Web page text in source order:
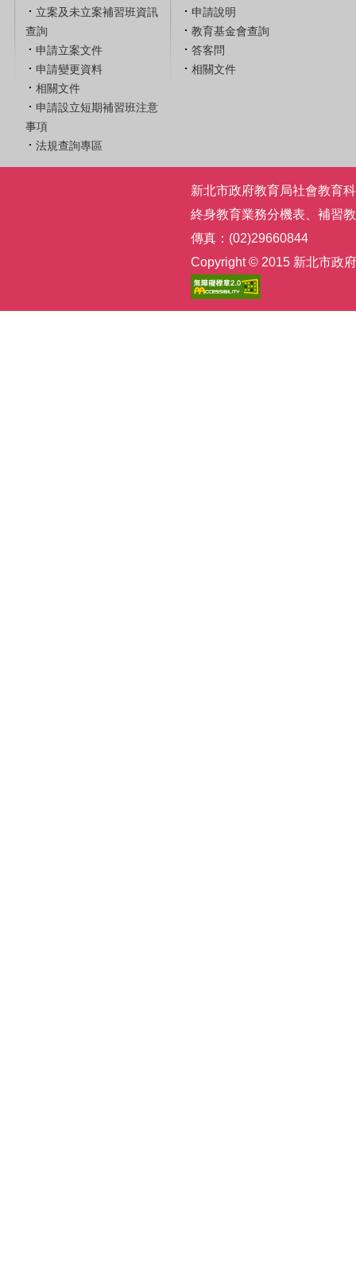
立案及未立案補習班資訊
查詢
申請立案文件
申請變更資料
相關文件
申請設立短期補習班注意
事項
法規查詢專區
申請說明
教育基金會查詢
答客問
相關文件
新北市政府教育局社會教育
終身教育業務分機表
補習
傳真：(02)29660844
Copyright © 2015 新北市政